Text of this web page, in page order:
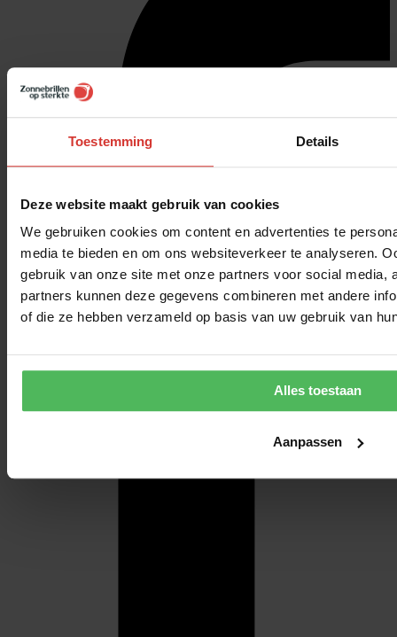
Toestemming Details
Deze website maakt gebruik van cookies
We gebruiken cookies om content en advertenties te
media te bieden en om ons websiteverkeer te analyseren.
gebruik van onze site met onze partners voor social media,
partners kunnen deze gegevens combineren met andere
of die ze hebben verzameld op basis van uw gebruik van
Alles toestaan
Aanpassen